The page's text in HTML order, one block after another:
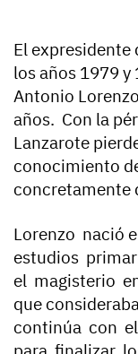
El expresidente
los años 1979
Antonio
años. Con la
Lanzarote
conocimiento
concretamente
Lorenzo nació
estudios
el magisterio
que
continúa con